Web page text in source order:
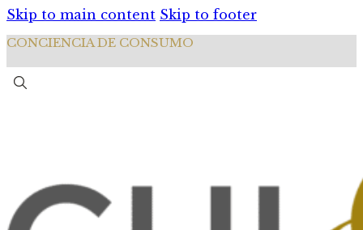
Skip to main content Skip to footer
CONCIENCIA DE CONSUMO